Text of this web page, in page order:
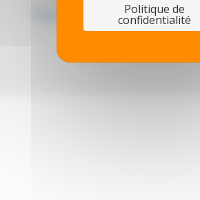
Politique de
confidentialité